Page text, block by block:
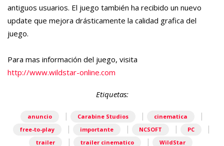
antiguos usuarios. El juego también ha recibido un nuevo
update que mejora drásticamente la calidad grafica del
juego.
Para mas información del juego, visita
http://www.wildstar-online.com
Etiquetas:
anuncio | Carabine Studios | cinematica |
free-to-play | importante | NCSOFT | PC |
trailer | trailer cinematico | WildStar